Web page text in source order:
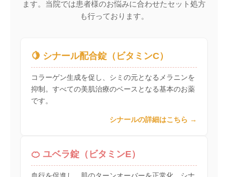
ます。当院では患者様のお悩みに合わせたセット処方
も行っております。
🍋 シナール配合錠（ビタミンC）
コラーゲン生成を促し、シミの元となるメラニンを
抑制。すべての美肌治療のベースとなる基本のお薬
です。
シナールの詳細はこちら
🍊 ユベラ錠（ビタミンE）